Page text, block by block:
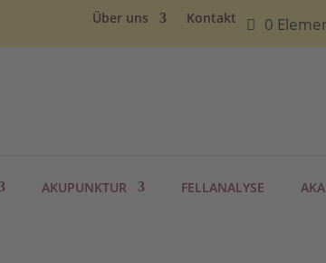
Über uns Kontakt 0
AKUPUNKTUR FELLANALYSE